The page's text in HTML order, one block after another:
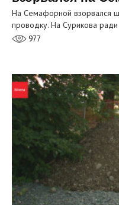
На Семафорной взорвался
проводку. На Сурикова
977